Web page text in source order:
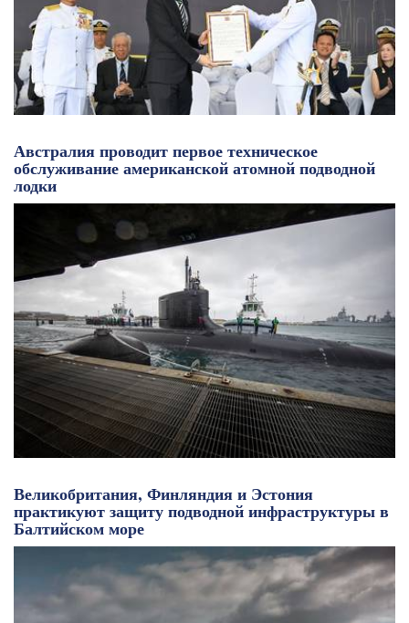
Австралия проводит первое техническое
обслуживание американской атомной подводной
лодки
Великобритания, Финляндия и Эстония
практикуют защиту подводной инфраструктуры в
Балтийском море